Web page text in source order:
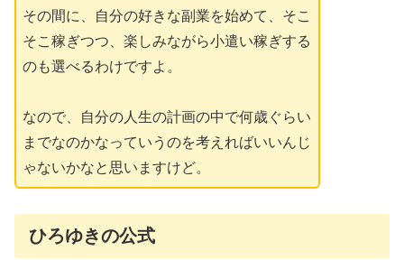
その間に、自分の好きな副業を始めて、そこ
そこ稼ぎつつ、楽しみながら小遣い稼ぎする
のも選べるわけですよ。
なので、自分の人生の計画の中で何歳ぐらい
までなのかなっていうのを考えればいいんじ
ゃないかなと思いますけど。
ひろゆきの公式